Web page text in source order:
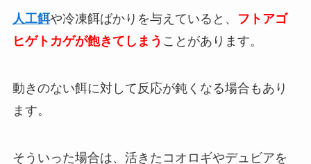
人工餌や冷凍餌ばかりを与えていると、
フトアゴ
ヒゲトカゲが飽きてしまう ことがあります。
動きのない餌に対して反応が鈍くなる場合もあり
ます。
そういった場合は、活きたコオロギやデュビアを